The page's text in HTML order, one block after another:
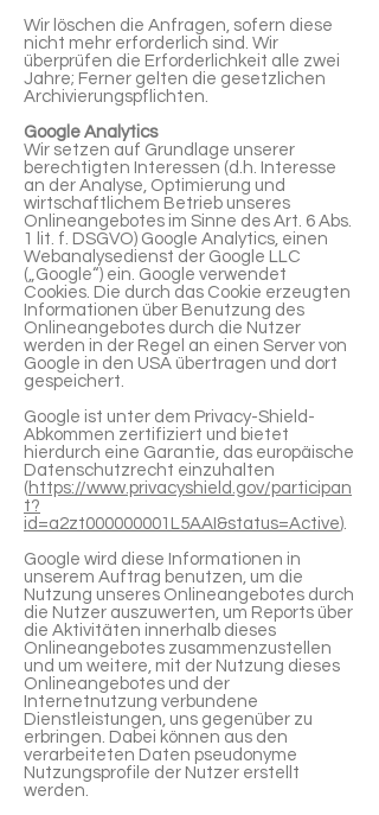
Wir löschen die Anfragen, sofern diese
nicht mehr erforderlich sind. Wir
überprüfen die Erforderlichkeit alle zwei
Jahre; Ferner gelten die gesetzlichen
Archivierungspflichten.
Google Analytics
Wir setzen auf Grundlage unserer
berechtigten Interessen (d.h. Interesse
an der Analyse, Optimierung und
wirtschaftlichem Betrieb unseres
Onlineangebotes im Sinne des Art. 6 Abs.
1 lit. f. DSGVO) Google Analytics, einen
Webanalysedienst der Google LLC
(„Google“) ein. Google verwendet
Cookies. Die durch das Cookie erzeugten
Informationen über Benutzung des
Onlineangebotes durch die Nutzer
werden in der Regel an einen Server von
Google in den USA übertragen und dort
gespeichert.
Google ist unter dem Privacy-Shield-
Abkommen zertifiziert und bietet
hierdurch eine Garantie, das europäische
Datenschutzrecht einzuhalten
( https://www.privacyshield.gov/participan
t?
id=a2zt000000001L5AAI&status=Active).
Google wird diese Informationen in
unserem Auftrag benutzen, um die
Nutzung unseres Onlineangebotes durch
die Nutzer auszuwerten, um Reports über
die Aktivitäten innerhalb dieses
Onlineangebotes zusammenzustellen
und um weitere, mit der Nutzung dieses
Onlineangebotes und der
Internetnutzung verbundene
Dienstleistungen, uns gegenüber zu
erbringen. Dabei können aus den
verarbeiteten Daten pseudonyme
Nutzungsprofile der Nutzer erstellt
werden.